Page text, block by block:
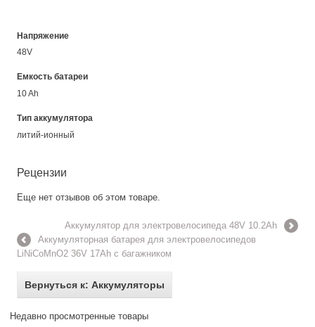
Напряжение
48V
Емкость батареи
10 Ah
Тип аккумулятора
литий-ионный
Рецензии
Еще нет отзывов об этом товаре.
Аккумулятор для электровелосипеда 48V 10.2Ah
Аккумуляторная батарея для электровелосипедов
LiNiCoMnO2 36V 17Ah с багажником
Вернуться к: Аккумуляторы
Недавно просмотренные товары